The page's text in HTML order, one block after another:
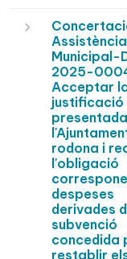
Assistència
Municipal-
2025-
Acceptar
justificació
rodona i
l'obligació
despeses
derivades
subvenció
concedida
restablir